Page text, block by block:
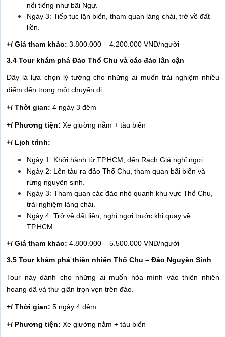
nổi tiếng như bãi Ngự.
Ngày 3: Tiếp tục lặn biển, tham quan làng chài, trở về đất
liền.
+/ Giá tham khảo: 3.800.000 – 4.200.000 VNĐ/người
3.4 Tour khám phá Đảo Thổ Chu và các đảo lân cận
Đây là lựa chọn lý tưởng cho những ai muốn trải nghiệm nhiều
điểm đến trong một chuyến đi.
+/ Thời gian: 4 ngày 3 đêm
+/ Phương tiện: Xe giường nằm + tàu biển
+/ Lịch trình:
Ngày 1: Khởi hành từ TP.HCM, đến Rạch Giá nghỉ ngơi.
Ngày 2: Lên tàu ra đảo Thổ Chu, tham quan bãi biển và
rừng nguyên sinh.
Ngày 3: Tham quan các đảo nhỏ quanh khu vực Thổ Chu,
trải nghiệm làng chài.
Ngày 4: Trở về đất liền, nghỉ ngơi trước khi quay về
TP.HCM.
+/ Giá tham khảo: 4.800.000 – 5.500.000 VNĐ/người
3.5 Tour khám phá thiên nhiên Thổ Chu – Đảo Nguyên Sinh
Tour này dành cho những ai muốn hòa mình vào thiên nhiên
hoang dã và thư giãn trọn vẹn trên đảo.
+/ Thời gian: 5 ngày 4 đêm
+/ Phương tiện: Xe giường nằm + tàu biển